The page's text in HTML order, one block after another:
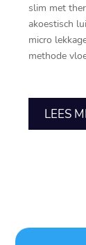
slim met
akoestisch
micro
methode
LEES